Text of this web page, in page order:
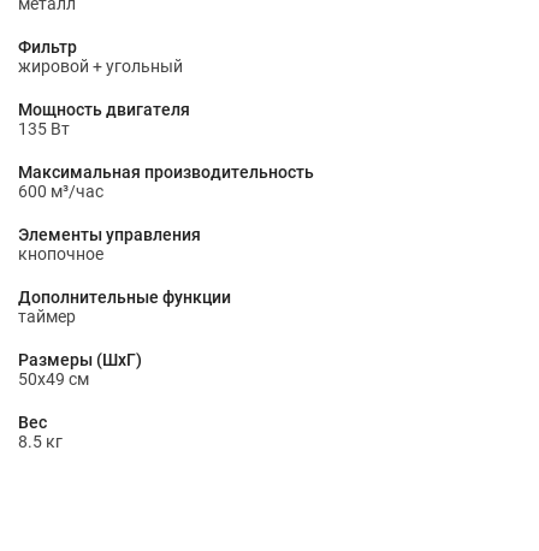
Фильтр
жировой + угольный
Мощность двигателя
135 Вт
Максимальная производительность
600 м³/час
Элементы управления
кнопочное
Дополнительные функции
таймер
Размеры (ШхГ)
50х49 см
Вес
8.5 кг